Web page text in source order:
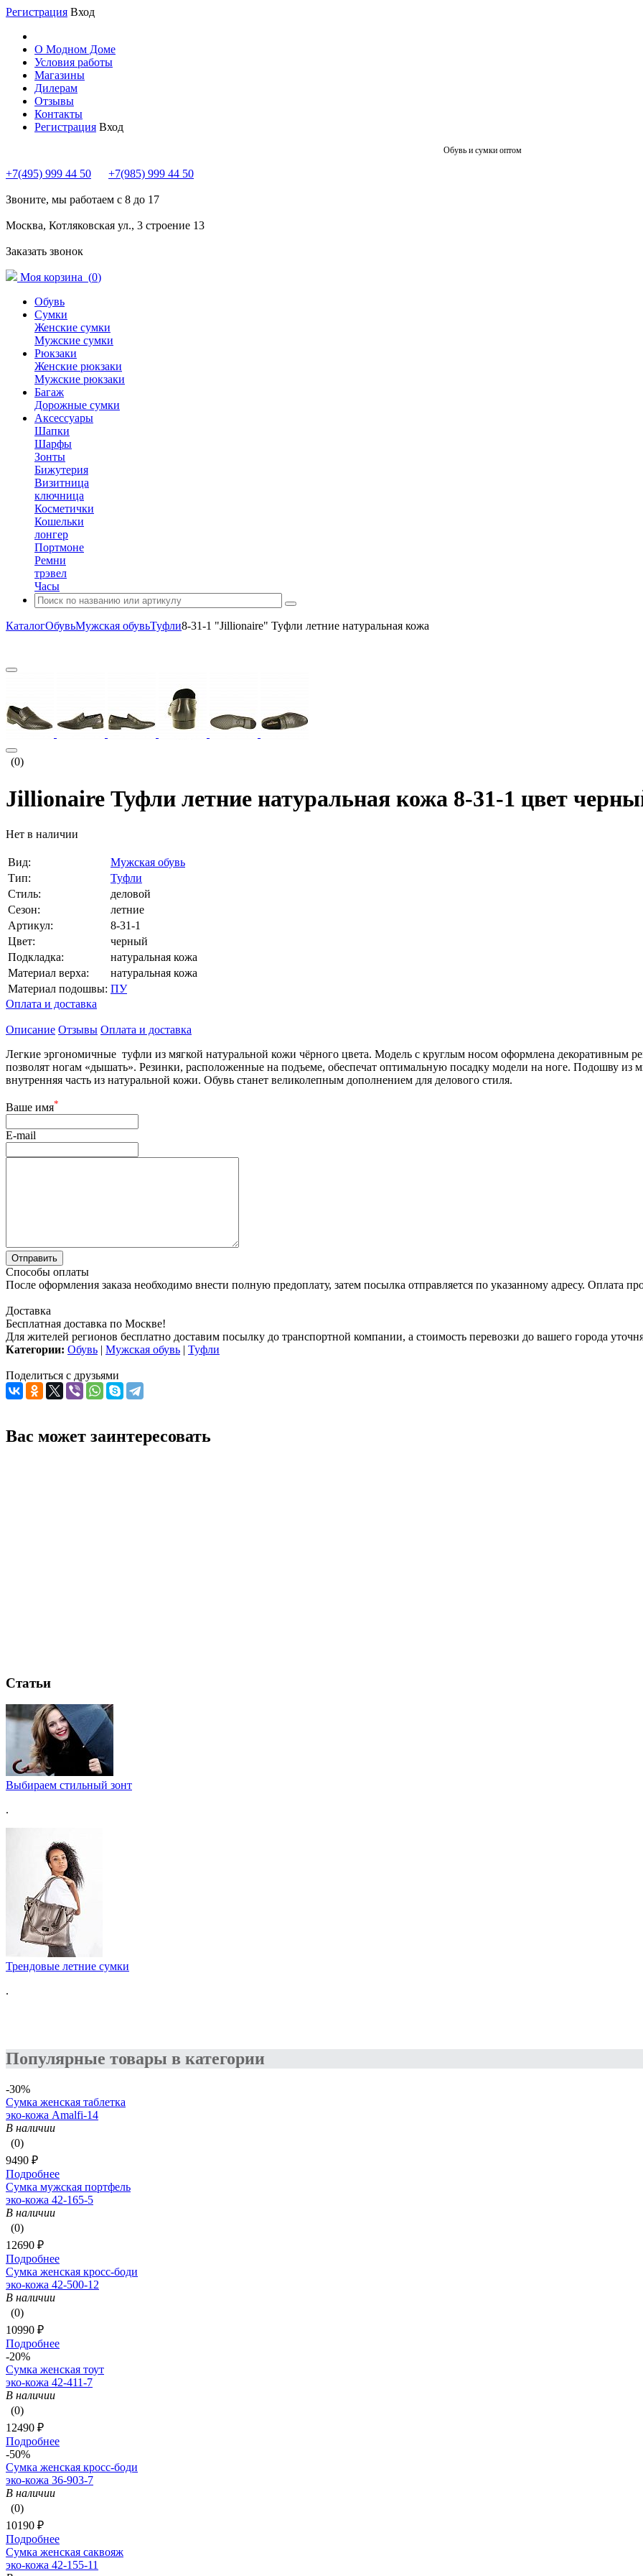
Регистрация Вход
О Модном Доме
Условия работы
Магазины
Дилерам
Отзывы
Контакты
Регистрация Вход
Обувь и сумки оптом
+7(495) 999 44 50 +7(985) 999 44 50
Звоните, мы работаем с 8 до 17
Москва, Котляковская ул., 3 строение 13
Заказать звонок
Моя корзина (0)
Обувь
Сумки
Женские сумки
Мужские сумки
Рюкзаки
Женские рюкзаки
Мужские рюкзаки
Багаж
Дорожные сумки
Аксессуары
Шапки
Шарфы
Зонты
Бижутерия
Визитница
ключница
Косметички
Кошельки
лонгер
Портмоне
Ремни
трэвел
Часы
КаталогОбувьМужская обувьТуфли8-31-1 "Jillionaire" Туфли летние натуральная кожа
(0)
Jillionaire Туфли летние натуральная кожа 8-31-1 цвет
Нет в наличии
Вид:
Мужская обувь
Тип:
Туфли
Стиль:
деловой
Сезон:
летние
Артикул:
8-31-1
Цвет:
черный
Подкладка:
натуральная кожа
Материал верха:
натуральная кожа
Материал подошвы: ПУ
Оплата и доставка
Описание Отзывы Оплата и доставка
Легкие эргономичные туфли из мягкой натуральной кожи чёрного цвета. Модель с круглым носом оформлена декоративным
позволят ногам «дышать». Резинки, расположенные на подъеме, обеспечат оптимальную посадку модели на ноге. Подошву из
внутренняя часть из натуральной кожи. Обувь станет великолепным дополнением для делового стиля.
Ваше имя*
E-mail
Способы оплаты
После оформления заказа необходимо внести полную предоплату, затем посылка отправляется по указанному адресу. Оплата
Доставка
Бесплатная доставка по Москве!
Для жителей регионов бесплатно доставим посылку до транспортной компании, а стоимость перевозки до вашего города
Категории: Обувь | Мужская обувь | Туфли
Поделиться с друзьями
Вас может заинтересовать
Статьи
Выбираем стильный зонт
.
Трендовые летние сумки
.
Популярные товары в категории
-30%
Сумка женская таблетка
эко-кожа Amalfi-14
В наличии
(0)
9490 ₽
Подробнее
Сумка мужская портфель
эко-кожа 42-165-5
В наличии
(0)
12690 ₽
Подробнее
Сумка женская кросс-боди
эко-кожа 42-500-12
В наличии
(0)
10990 ₽
Подробнее
-20%
Сумка женская тоут
эко-кожа 42-411-7
В наличии
(0)
12490 ₽
Подробнее
-50%
Сумка женская кросс-боди
эко-кожа 36-903-7
В наличии
(0)
10190 ₽
Подробнее
Сумка женская саквояж
эко-кожа 42-155-11